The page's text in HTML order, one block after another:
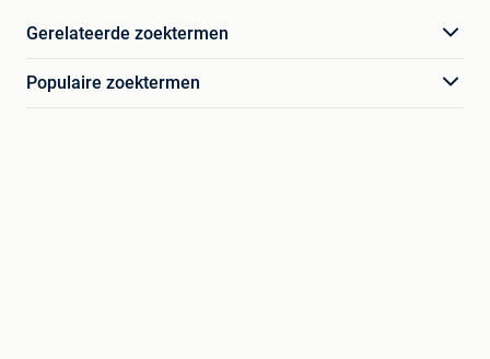
Gerelateerde zoektermen
Populaire zoektermen